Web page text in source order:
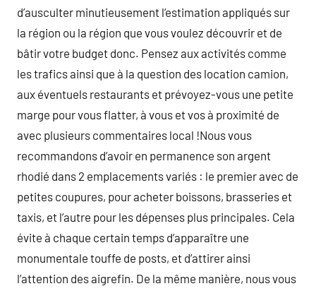
d’ausculter minutieusement l’estimation appliqués sur
la région ou la région que vous voulez découvrir et de
bâtir votre budget donc. Pensez aux activités comme
les trafics ainsi que à la question des location camion,
aux éventuels restaurants et prévoyez-vous une petite
marge pour vous flatter, à vous et vos à proximité de
avec plusieurs commentaires local !Nous vous
recommandons d’avoir en permanence son argent
rhodié dans 2 emplacements variés : le premier avec de
petites coupures, pour acheter boissons, brasseries et
taxis, et l’autre pour les dépenses plus principales. Cela
évite à chaque certain temps d’apparaître une
monumentale touffe de posts, et d’attirer ainsi
l’attention des aigrefin. De la même manière, nous vous